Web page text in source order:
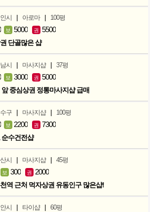
시 | 아로마 | 100평
보 5000 권 5500
단골많은 샵
시 | 마사지샵 | 37평
보 3000 권 5000
앞 중심상권 정통마사지샵 급매
구 | 마사지샵 | 100평
보 2200 권 7300
순수건전샵
시 | 마사지샵 | 45평
보 300 권 2000
역 근처 먹자상권 유동인구 많은샵!
시 | 타이샵 | 60평